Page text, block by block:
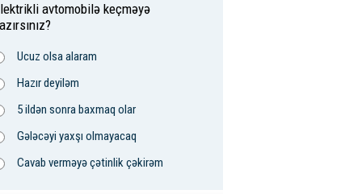
avtomobilə keçməyə
Ucuz olsa alaram
Hazır deyiləm
5 ildən sonra baxmaq olar
Gələcəyi yaxşı olmayacaq
Cavab verməyə çətinlik çəkirəm